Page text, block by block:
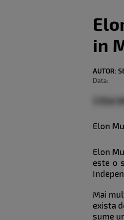
in
AUTOR:
Data:
Elon
Elon
este o
Mai
exista
sume